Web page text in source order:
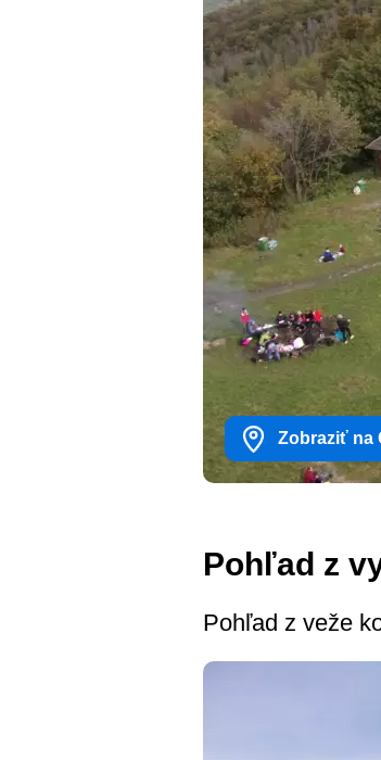
Zobraziť na
Pohľad z
Pohľad z veže